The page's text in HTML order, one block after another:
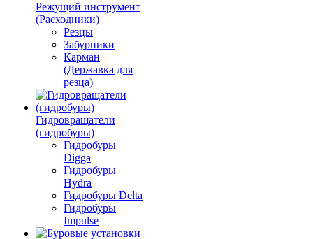
Режущий инструмент
(Расходники)
Резцы
Забурники
Карман
(Державка для
резца)
Гидровращатели
(гидробуры)
Гидробуры
Digga
Гидробуры
Hydra
Гидробуры Delta
Гидробуры
Impulse